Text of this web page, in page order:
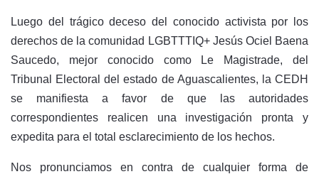
Luego del trágico deceso del conocido activista por los
derechos de la comunidad LGBTTTIQ+ Jesús Ociel Baena
Saucedo, mejor conocido como Le Magistrade, del
Tribunal Electoral del estado de Aguascalientes, la CEDH
se manifiesta a favor de que las autoridades
correspondientes realicen una investigación pronta y
expedita para el total esclarecimiento de los hechos.
Nos pronunciamos en contra de cualquier forma de